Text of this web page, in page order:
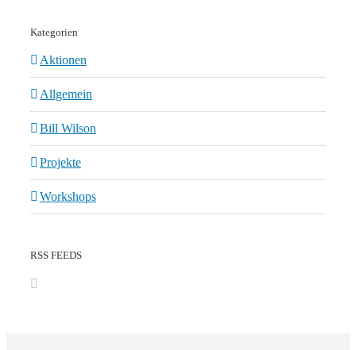
Kategorien
Aktionen
Allgemein
Bill Wilson
Projekte
Workshops
RSS FEEDS